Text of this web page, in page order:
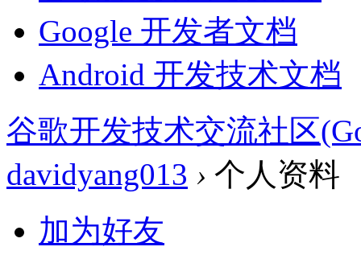
Google 开发者文档
Android 开发技术文档
谷歌开发技术交流社区
davidyang013 › 个人资料
加为好友